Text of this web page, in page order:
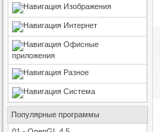
Изображения
Интернет
Офисные
приложения
Разное
Система
Популярные программы